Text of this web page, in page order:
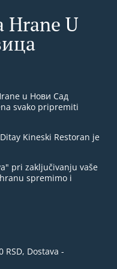
Hrane U
u Нови Сад
svako pripremiti
Kineski Restoran je
pri zaključivanju vaše
spremimo i
RSD, Dostava -